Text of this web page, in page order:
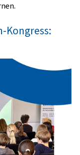
Kongress: